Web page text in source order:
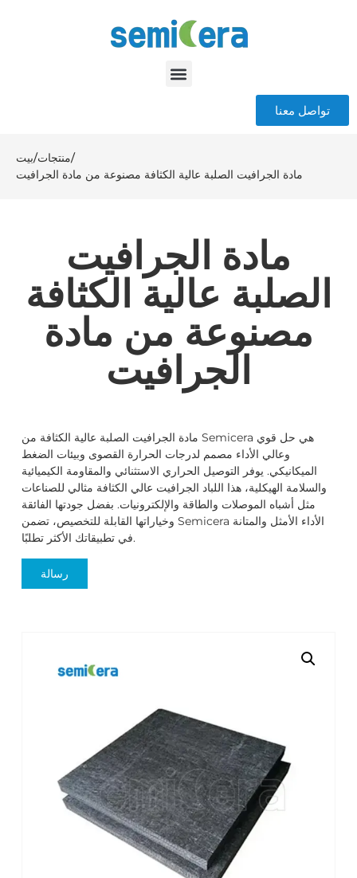
تواصل معنا
بيت/منتجات/
مادة الجرافيت الصلبة عالية الكثافة مصنوعة من مادة الجرافيت
مادة الجرافيت
الصلبة عالية الكثافة
مصنوعة من مادة
الجرافيت
مادة الجرافيت الصلبة عالية الكثافة من Semicera هي حل قوي
وعالي الأداء مصمم لدرجات الحرارة القصوى وبيئات الضغط
الميكانيكي. يوفر التوصيل الحراري الاستثنائي والمقاومة الكيميائية
والسلامة الهيكلية، هذا اللباد الجرافيت عالي الكثافة مثالي للصناعات
مثل أشباه الموصلات والطاقة والإلكترونيات. بفضل جودتها الفائقة
وخياراتها القابلة للتخصيص، تضمن Semicera الأداء الأمثل والمتانة
في تطبيقاتك الأكثر تطلبًا.
رسالة